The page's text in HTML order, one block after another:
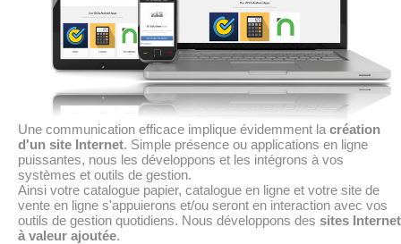
Une communication efficace implique évidemment la création
d'un site Internet. Simple présence ou applications en ligne
puissantes, nous les développons et les intégrons à vos
systèmes et outils de gestion.
Ainsi votre catalogue papier, catalogue en ligne et votre site de
vente en ligne s'appuierons et/ou seront en interaction avec vos
outils de gestion quotidiens. Nous développons des sites Internet
à valeur ajoutée.